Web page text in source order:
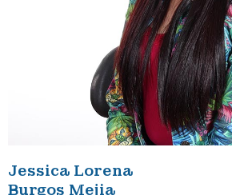
Jessica Lorena
Burgos Mejia